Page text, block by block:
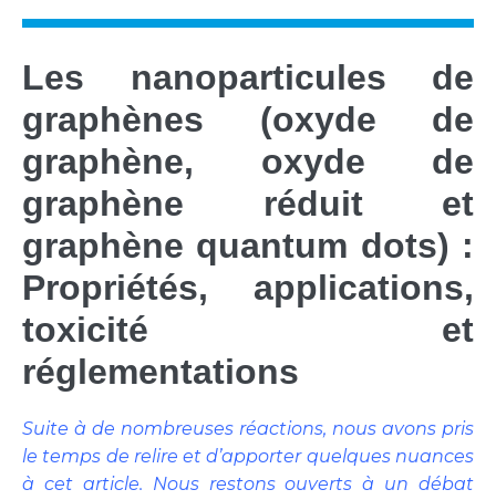
Les nanoparticules de
graphènes (oxyde de
graphène, oxyde de
graphène réduit et
graphène quantum dots) :
Propriétés, applications,
toxicité et
réglementations
Suite à de nombreuses réactions, nous avons pris
le temps de relire et d’apporter quelques nuances
à cet article. Nous restons ouverts à un débat